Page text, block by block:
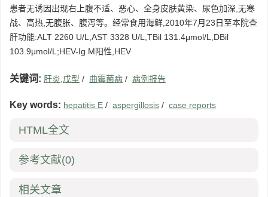
患者无诱因出现右上腹不适、恶心、全身皮肤黄染、尿色加深,无寒
战、高热,无腹胀、腹泻等。经常食用海鲜,2010年7月23日至本院查
肝功能:ALT 2260 U/L,AST 3328 U/L,TBil 131.4μmol/L,DBil
103.9μmol/L;HEV-Ig M阳性,HEV
关键词: 肝炎,戊型 / 曲霉菌病 / 病例报告
Key words: hepatitis E / aspergillosis / case reports
HTML全文
参考文献(0)
相关文章